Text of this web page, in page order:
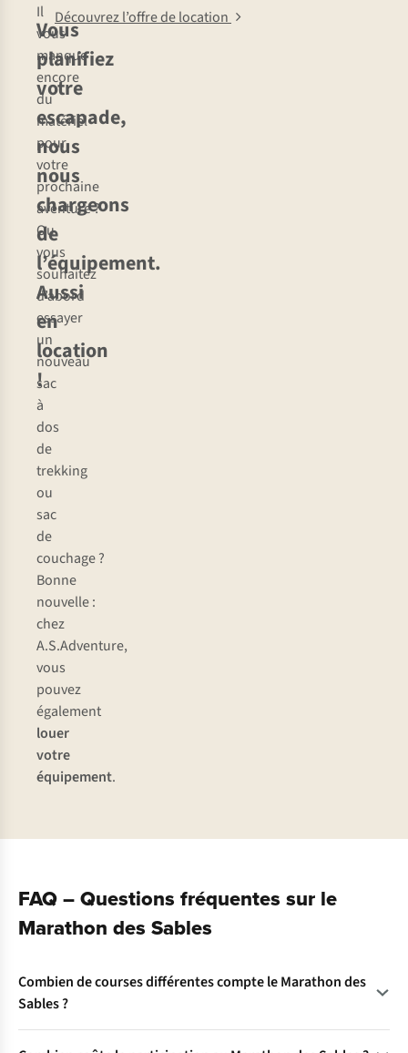
Vous
planifiez
votre
escapade,
nous
nous
chargeons
de
l’équipement.
Aussi
en
location
!
Il
vous
manque
encore
du
matériel
pour
votre
prochaine
aventure ?
Ou
vous
souhaitez
d’abord
essayer
un
nouveau
sac
à
dos
de
trekking
ou
sac
de
couchage ?
Bonne
nouvelle :
chez
A.S.Adventure,
vous
pouvez
également
louer
votre
équipement.
Découvrez l’offre de location
FAQ – Questions fréquentes sur le
Marathon des Sables
Combien de courses différentes compte le Marathon des
Sables ?